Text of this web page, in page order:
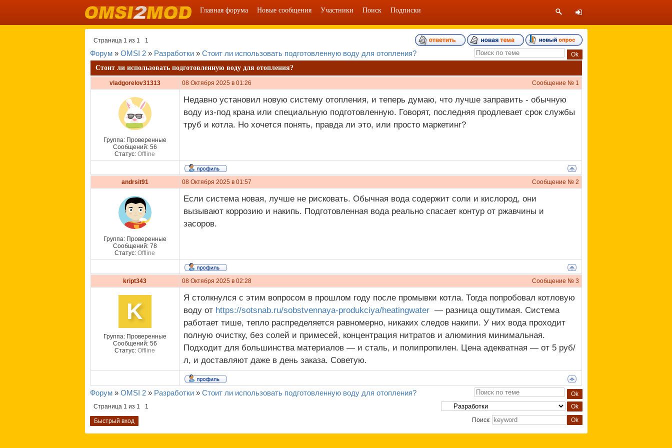
Главная форума Новые сообщения Участники Поиск Подписки
Страница 1 из 1 1
Форум » OMSI 2 » Разработки » Стоит ли использовать подготовленную воду для отопления?
Стоит ли использовать подготовленную воду для отопления?
vladgorelov31313 08 Октября 2025 в 01:26 Сообщение № 1
Группа: Проверенные
Сообщений: 56
Статус: Offline
Недавно установил новую систему отопления, и теперь думаю, что лучше заправить - обычную
воду из-под крана или специальную подготовленную. Говорят, последняя продлевает срок службы
труб и котла. Но хочется понять, правда ли это, или просто маркетинг?
andrsit91 08 Октября 2025 в 01:57 Сообщение № 2
Группа: Проверенные
Сообщений: 78
Статус: Offline
Если система новая, лучше не рисковать. Обычная вода содержит соли и кислород, они
вызывают коррозию и накипь. Подготовленная вода реально спасает контур от ржавчины и
засоров.
kript343 08 Октября 2025 в 02:28 Сообщение № 3
K
Группа: Проверенные
Сообщений: 56
Статус: Offline
Я столкнулся с этим вопросом в прошлом году после промывки котла. Тогда попробовал котловую
воду от https://sotsnab.ru/sobstvennaya-produkciya/heatingwater— разница ощутимая. Система
работает тише, тепло распределяется равномерно, никаких следов накипи. У них вода проходит
полную очистку, без солей и примесей, концентрация нитратов и алюминия минимальная.
Подходит для большинства материалов — и сталь, и полипропилен. Цена адекватная — от 5 руб/
л, и доставляют даже в день заказа. Советую.
Форум » OMSI 2 » Разработки » Стоит ли использовать подготовленную воду для отопления?
Страница 1 из 1
1
Поиск: